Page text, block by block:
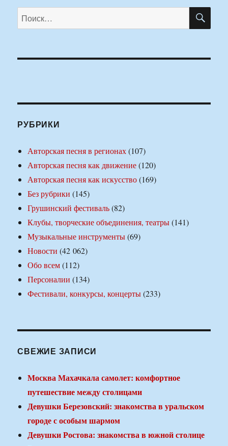
Искать:
РУБРИКИ
Авторская песня в регионах(107)
Авторская песня как движение(120)
Авторская песня как искусство(169)
Без рубрики (145)
Грушинский фестиваль(82)
Клубы, творческие объединения, театры(141)
Музыкальные инструменты(69)
Новости (42 062)
Обо всем(112)
Персоналии (134)
Фестивали, конкурсы, концерты(233)
СВЕЖИЕ ЗАПИСИ
Москва Махачкала самолет: комфортное
путешествие между столицами
Девушки Березовский: знакомства в уральском
городе с особым шармом
Девушки Ростова: знакомства в южной столице